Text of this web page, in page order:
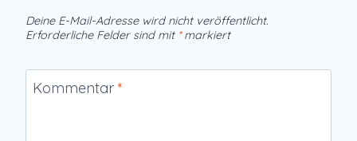
Deine E-Mail-Adresse wird nicht veröffentlicht.
Erforderliche Felder sind mit *markiert
Kommentar *